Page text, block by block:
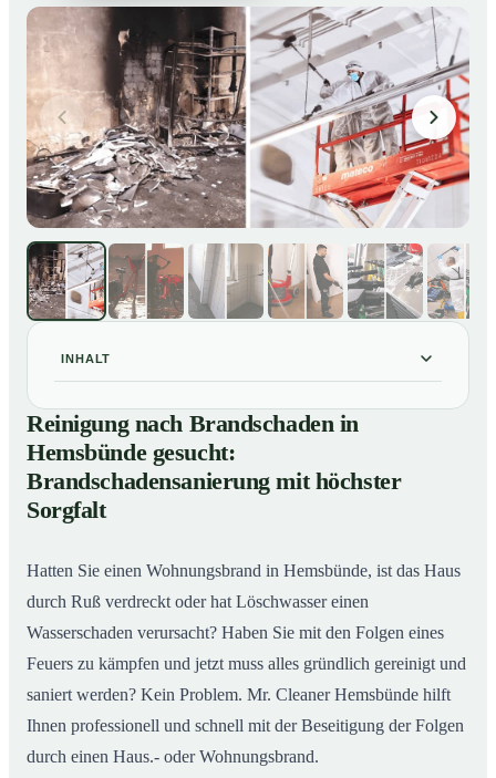
INHALT
01Reinigung nach Brandschaden in Hemsbünde gesucht:
Brandschadensanierung mit höchster Sorgfalt
Brandreinigung in Hemsbünde – Profis im Einsatz
Reinigung nach Brandschaden in
Hemsbünde gesucht:
Brandschadensanierung mit höchster
Sorgfalt
Hatten Sie einen Wohnungsbrand in Hemsbünde, ist das Haus
durch Ruß verdreckt oder hat Löschwasser einen
Wasserschaden verursacht? Haben Sie mit den Folgen eines
Feuers zu kämpfen und jetzt muss alles gründlich gereinigt und
saniert werden? Kein Problem. Mr. Cleaner Hemsbünde hilft
Ihnen professionell und schnell mit der Beseitigung der Folgen
durch einen Haus.- oder Wohnungsbrand.